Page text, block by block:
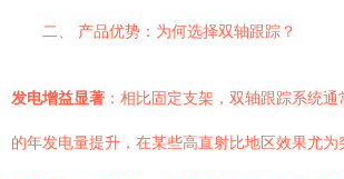
二、 产品优势：为何选择双轴跟踪？
发电增益显著 ：相比固定支架，双轴跟踪系统通
的年发电量提升，在某些高直射比地区效果尤为